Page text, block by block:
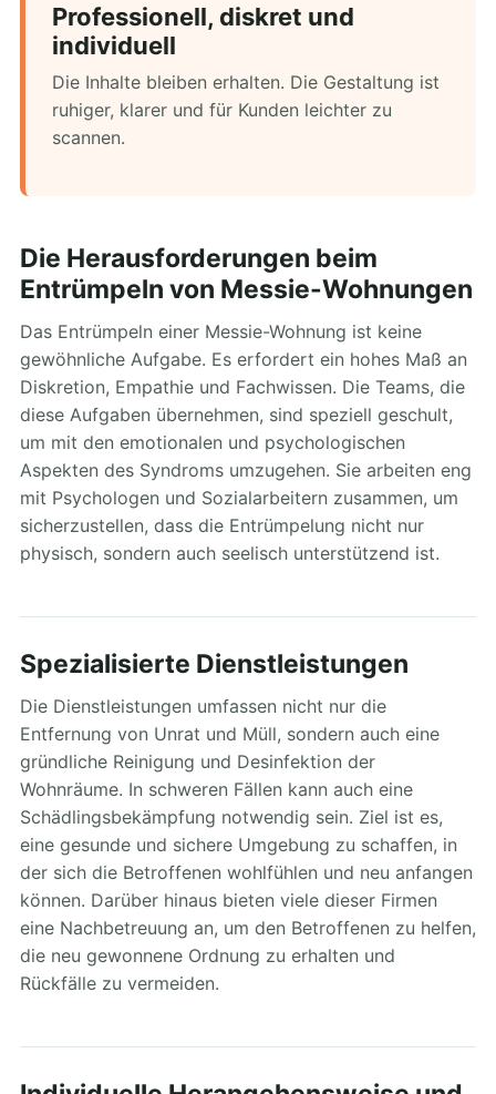
Professionell, diskret und
individuell
Die Inhalte bleiben erhalten. Die Gestaltung ist
ruhiger, klarer und für Kunden leichter zu
scannen.
Die Herausforderungen beim
Entrümpeln von Messie-Wohnungen
Das Entrümpeln einer Messie-Wohnung ist keine
gewöhnliche Aufgabe. Es erfordert ein hohes Maß an
Diskretion, Empathie und Fachwissen. Die Teams, die
diese Aufgaben übernehmen, sind speziell geschult,
um mit den emotionalen und psychologischen
Aspekten des Syndroms umzugehen. Sie arbeiten eng
mit Psychologen und Sozialarbeitern zusammen, um
sicherzustellen, dass die Entrümpelung nicht nur
physisch, sondern auch seelisch unterstützend ist.
Spezialisierte Dienstleistungen
Die Dienstleistungen umfassen nicht nur die
Entfernung von Unrat und Müll, sondern auch eine
gründliche Reinigung und Desinfektion der
Wohnräume. In schweren Fällen kann auch eine
Schädlingsbekämpfung notwendig sein. Ziel ist es,
eine gesunde und sichere Umgebung zu schaffen, in
der sich die Betroffenen wohlfühlen und neu anfangen
können. Darüber hinaus bieten viele dieser Firmen
eine Nachbetreuung an, um den Betroffenen zu helfen,
die neu gewonnene Ordnung zu erhalten und
Rückfälle zu vermeiden.